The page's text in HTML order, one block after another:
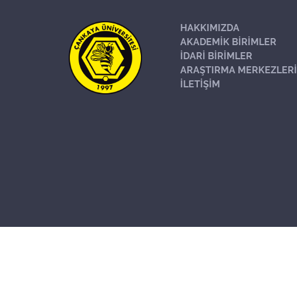
HAKKIMIZDA
AKADEMİK BİRİMLER
İDARİ BİRİMLER
ARAŞTIRMA MERKEZLERİ
İLETİŞİM